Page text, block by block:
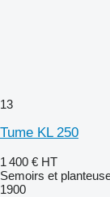
13
Tume KL 250
1 400 € HT
Semoirs et
1900